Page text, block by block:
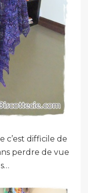
c’est difficile de
perdre de vue